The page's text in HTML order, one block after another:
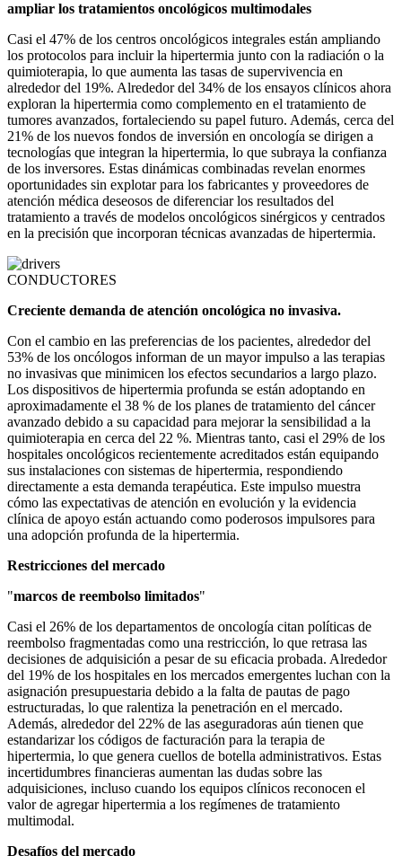
ampliar los tratamientos oncológicos multimodales
Casi el 47% de los centros oncológicos integrales están ampliando
los protocolos para incluir la hipertermia junto con la radiación o la
quimioterapia, lo que aumenta las tasas de supervivencia en
alrededor del 19%. Alrededor del 34% de los ensayos clínicos ahora
exploran la hipertermia como complemento en el tratamiento de
tumores avanzados, fortaleciendo su papel futuro. Además, cerca del
21% de los nuevos fondos de inversión en oncología se dirigen a
tecnologías que integran la hipertermia, lo que subraya la confianza
de los inversores. Estas dinámicas combinadas revelan enormes
oportunidades sin explotar para los fabricantes y proveedores de
atención médica deseosos de diferenciar los resultados del
tratamiento a través de modelos oncológicos sinérgicos y centrados
en la precisión que incorporan técnicas avanzadas de hipertermia.
CONDUCTORES
Creciente demanda de atención oncológica no invasiva.
Con el cambio en las preferencias de los pacientes, alrededor del
53% de los oncólogos informan de un mayor impulso a las terapias
no invasivas que minimicen los efectos secundarios a largo plazo.
Los dispositivos de hipertermia profunda se están adoptando en
aproximadamente el 38 % de los planes de tratamiento del cáncer
avanzado debido a su capacidad para mejorar la sensibilidad a la
quimioterapia en cerca del 22 %. Mientras tanto, casi el 29% de los
hospitales oncológicos recientemente acreditados están equipando
sus instalaciones con sistemas de hipertermia, respondiendo
directamente a esta demanda terapéutica. Este impulso muestra
cómo las expectativas de atención en evolución y la evidencia
clínica de apoyo están actuando como poderosos impulsores para
una adopción profunda de la hipertermia.
Restricciones del mercado
"marcos de reembolso limitados"
Casi el 26% de los departamentos de oncología citan políticas de
reembolso fragmentadas como una restricción, lo que retrasa las
decisiones de adquisición a pesar de su eficacia probada. Alrededor
del 19% de los hospitales en los mercados emergentes luchan con la
asignación presupuestaria debido a la falta de pautas de pago
estructuradas, lo que ralentiza la penetración en el mercado.
Además, alrededor del 22% de las aseguradoras aún tienen que
estandarizar los códigos de facturación para la terapia de
hipertermia, lo que genera cuellos de botella administrativos. Estas
incertidumbres financieras aumentan las dudas sobre las
adquisiciones, incluso cuando los equipos clínicos reconocen el
valor de agregar hipertermia a los regímenes de tratamiento
multimodal.
Desafíos del mercado